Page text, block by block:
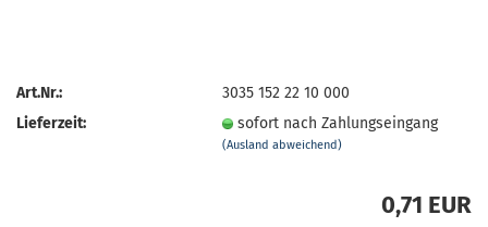
Art.Nr.:
3035 152 22 10 000
Lieferzeit:
sofort nach Zahlungseingang
(Ausland abweichend)
0,71 EUR